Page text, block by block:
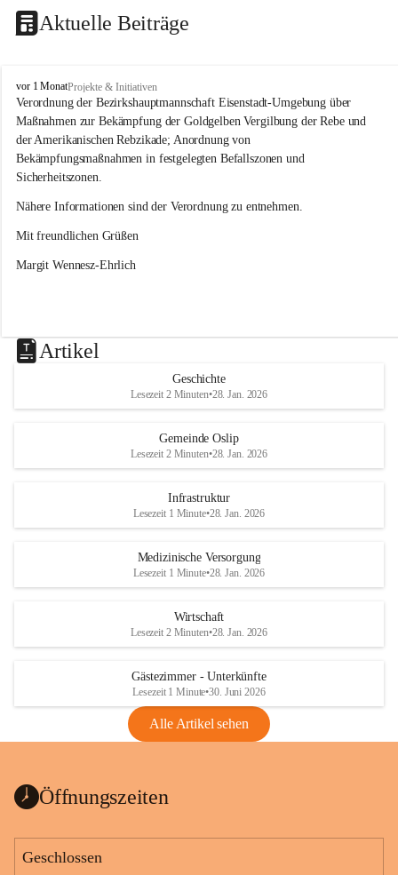
Aktuelle Beiträge
O
s
l
i
p
vor 1 MonatProjekte & Initiativen
Verordnung der Bezirkshauptmannschaft Eisenstadt-Umgebung über
Maßnahmen zur Bekämpfung der Goldgelben Vergilbung der Rebe und
der Amerikanischen Rebzikade; Anordnung von
Bekämpfungsmaßnahmen in festgelegten Befallszonen und
Sicherheitszonen.
Nähere Informationen sind der Verordnung zu entnehmen.
Mit freundlichen Grüßen
Margit Wennesz-Ehrlich
Artikel
Geschichte
Lesezeit 2 Minuten•28. Jan. 2026
Gemeinde Oslip
Lesezeit 2 Minuten•28. Jan. 2026
Infrastruktur
Lesezeit 1 Minute•28. Jan. 2026
Medizinische Versorgung
Lesezeit 1 Minute•28. Jan. 2026
Wirtschaft
Lesezeit 2 Minuten•28. Jan. 2026
Gästezimmer - Unterkünfte
Lesezeit 1 Minute•30. Juni 2026
Alle Artikel sehen
Öffnungszeiten
Geschlossen